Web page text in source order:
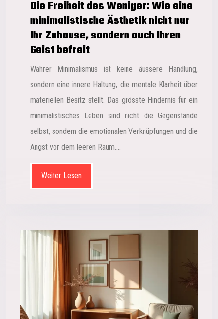
Die Freiheit des Weniger: Wie eine
minimalistische Ästhetik nicht nur
Ihr Zuhause, sondern auch Ihren
Geist befreit
Wahrer Minimalismus ist keine äussere Handlung,
sondern eine innere Haltung, die mentale Klarheit über
materiellen Besitz stellt. Das grösste Hindernis für ein
minimalistisches Leben sind nicht die Gegenstände
selbst, sondern die emotionalen Verknüpfungen und die
Angst vor dem leeren Raum….
Weiter Lesen